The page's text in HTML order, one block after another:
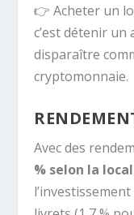
👉 Acheter un
c’est détenir
disparaître
cryptomonnaie.
Avec des
% selon la